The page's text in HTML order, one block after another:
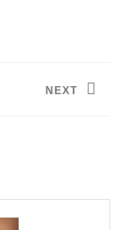
NEXT